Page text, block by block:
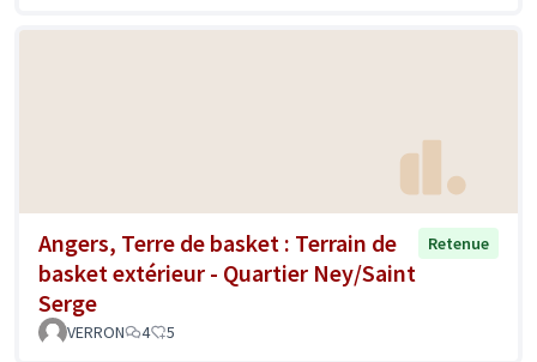
Angers, Terre de basket : Terrain de
basket extérieur - Quartier Ney/Saint
Serge
Retenue
VERRON 4 5